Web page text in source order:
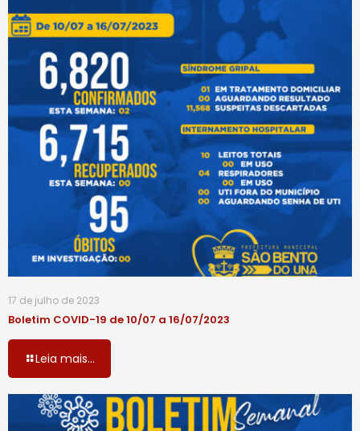
17 de julho de 2023
Boletim COVID-19 de 10/07 a 16/07/2023
Leia mais...